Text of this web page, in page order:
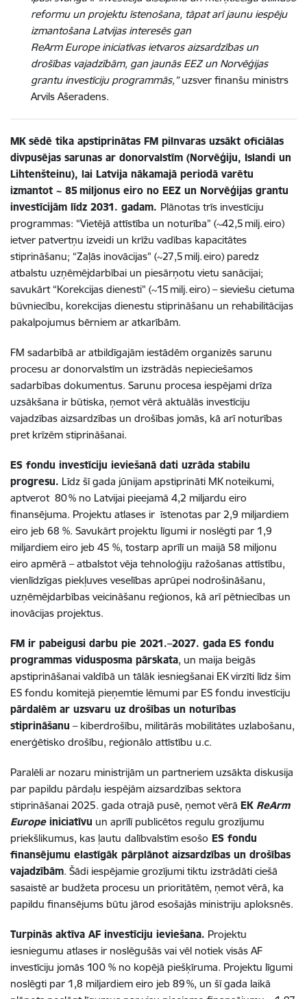
reformu un projektu īstenošana, tāpat arī jaunu iespēju
izmantošana Latvijas interesēs gan
ReArm Europe iniciatīvas ietvaros aizsardzības un
drošības vajadzībām, gan jaunās EEZ un Norvēģijas
grantu investīciju programmās,”uzsver finanšu ministrs
Arvils Ašeradens.
MK sēdē tika apstiprinātas FM pilnvaras uzsākt oficiālas
divpusējas sarunas ar donorvalstīm (Norvēģiju, Islandi un
Lihtenšteinu), lai Latvija nākamajā periodā varētu
izmantot ~ 85 miljonus eiro no EEZ un Norvēģijas grantu
investīcijām līdz 2031. gadam. Plānotas trīs investīciju
programmas: “Vietējā attīstība un noturība” (~42,5 milj. eiro)
ietver patvertņu izveidi un krīžu vadības kapacitātes
stiprināšanu; “Zaļās inovācijas” (~27,5 milj. eiro) paredz
atbalstu uzņēmējdarbībai un piesārņotu vietu sanācijai;
savukārt “Korekcijas dienesti” (~15 milj. eiro) – sieviešu cietuma
būvniecību, korekcijas dienestu stiprināšanu un rehabilitācijas
pakalpojumus bērniem ar atkarībām.
FM sadarbībā ar atbildīgajām iestādēm organizēs sarunu
procesu ar donorvalstīm un izstrādās nepieciešamos
sadarbības dokumentus. Sarunu procesa iespējami drīza
uzsākšana ir būtiska, ņemot vērā aktuālās investīciju
vajadzības aizsardzības un drošības jomās, kā arī noturības
pret krīzēm stiprināšanai.
ES fondu investīciju ieviešanā dati uzrāda stabilu
progresu. Līdz šī gada jūnijam apstiprināti MK noteikumi,
aptverot 80 % no Latvijai pieejamā 4,2 miljardu eiro
finansējuma. Projektu atlases ir īstenotas par 2,9 miljardiem
eiro jeb 68 %. Savukārt projektu līgumi ir noslēgti par 1,9
miljardiem eiro jeb 45 %, tostarp aprīlī un maijā 58 miljonu
eiro apmērā – atbalstot vēja tehnoloģiju ražošanas attīstību,
vienlīdzīgas piekļuves veselības aprūpei nodrošināšanu,
uzņēmējdarbības veicināšanu reģionos, kā arī pētniecības un
inovācijas projektus.
FM ir pabeigusi darbu pie 2021.–2027. gada ES fondu
programmas vidusposma pārskata, un maija beigās
apstiprināšanai valdībā un tālāk iesniegšanai EK virzīti līdz šim
ES fondu komitejā pieņemtie lēmumi par ES fondu investīciju
pārdalēm ar uzsvaru uz drošības un noturības
stiprināšanu – kiberdrošību, militārās mobilitātes uzlabošanu,
enerģētisko drošību, reģionālo attīstību u.c.
Paralēli ar nozaru ministrijām un partneriem uzsākta diskusija
par papildu pārdaļu iespējām aizsardzības sektora
stiprināšanai 2025. gada otrajā pusē, ņemot vērā EK ReArm
Europeiniciatīvu un aprīlī publicētos regulu grozījumu
priekšlikumus, kas ļautu dalībvalstīm esošo ES fondu
finansējumu elastīgāk pārplānot aizsardzības un drošības
vajadzībām. Šādi iespējamie grozījumi tiktu izstrādāti ciešā
sasaistē ar budžeta procesu un prioritātēm, ņemot vērā, ka
papildu finansējums būtu jārod esošajās ministriju aploksnēs.
Turpinās aktīva AF investīciju ieviešana. Projektu
iesniegumu atlases ir noslēgušās vai vēl notiek visās AF
investīciju jomās 100 % no kopējā piešķīruma. Projektu līgumi
noslēgti par 1,8 miljardiem eiro jeb 89 %, un šī gada laikā